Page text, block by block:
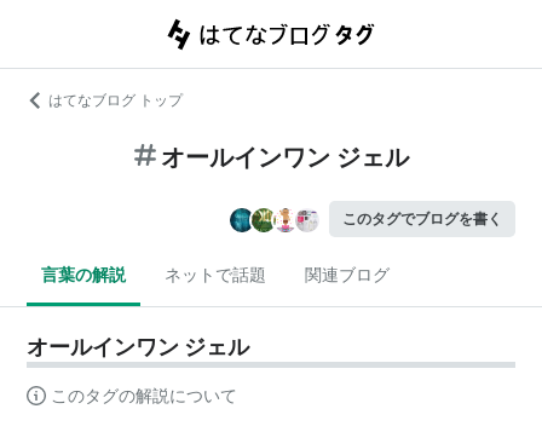
はてなブログ トップ
オールインワン ジェル
このタグでブログを書く
言葉の解説 ネットで話題 関連ブログ
オールインワン ジェル
このタグの解説について